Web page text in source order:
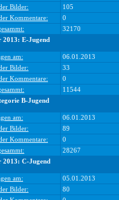
Bilder:
105
Kommentare:
0
32170
2013: E-Jugend
am:
06.01.2013
Bilder:
33
Kommentare:
0
11544
B-Jugend
am:
06.01.2013
Bilder:
89
Kommentare:
0
28267
2013: C-Jugend
am:
05.01.2013
Bilder:
80